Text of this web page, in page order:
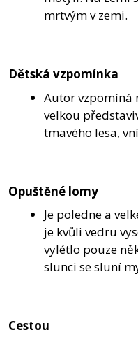
mrtvým v zemi.
Dětská vzpomínka
Autor vzpomíná
velkou
tmavého lesa,
Opuštěné lomy
Je poledne a
je kvůli vedru
vylétlo pouze
slunci se sluní
Cestou